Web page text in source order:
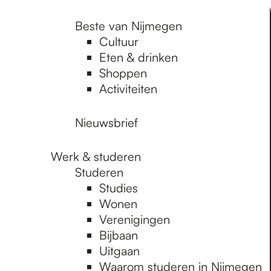
Beste van Nijmegen
Cultuur
Eten & drinken
Shoppen
Activiteiten
Nieuwsbrief
Werk & studeren
Studeren
Studies
Wonen
Verenigingen
Bijbaan
Uitgaan
Waarom studeren in Nijmegen